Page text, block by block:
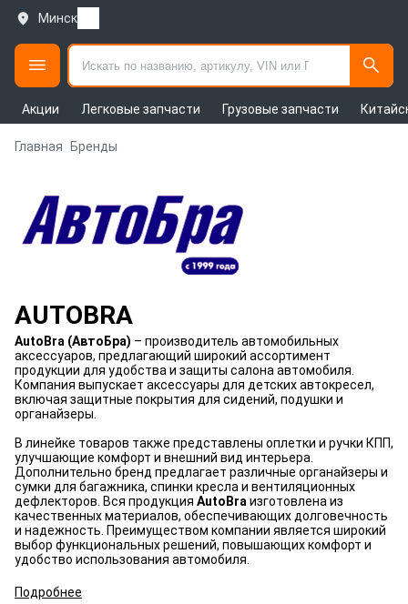
Минск
Акции Легковые запчасти Грузовые запчасти
Главная Бренды
AUTOBRA
AutoBra (АвтоБра) – производитель автомобильных
аксессуаров, предлагающий широкий ассортимент
продукции для удобства и защиты салона автомобиля.
Компания выпускает аксессуары для детских автокресел,
включая защитные покрытия для сидений, подушки и
органайзеры.
В линейке товаров также представлены оплетки и ручки КПП,
улучшающие комфорт и внешний вид интерьера.
Дополнительно бренд предлагает различные органайзеры и
сумки для багажника, спинки кресла и вентиляционных
дефлекторов. Вся продукция AutoBra изготовлена из
качественных материалов, обеспечивающих долговечность
и надежность. Преимуществом компании является широкий
выбор функциональных решений, повышающих комфорт и
удобство использования автомобиля.
Подробнее